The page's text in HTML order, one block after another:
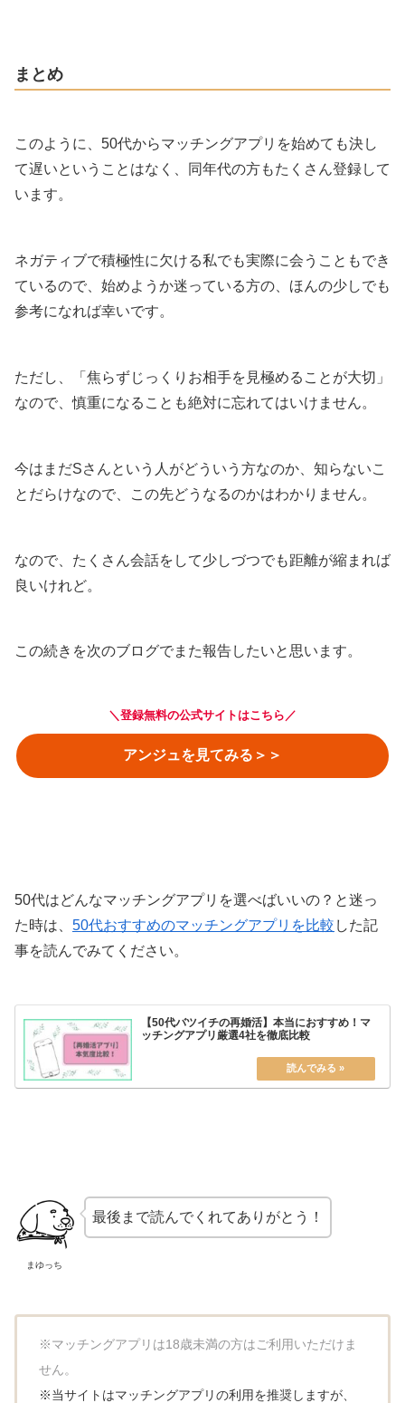
まとめ
このように、50代からマッチングアプリを始めても決し
て遅いということはなく、同年代の方もたくさん登録して
います。
ネガティブで積極性に欠ける私でも実際に会うこともでき
ているので、始めようか迷っている方の、ほんの少しでも
参考になれば幸いです。
ただし、「焦らずじっくりお相手を見極めることが大切」
なので、慎重になることも絶対に忘れてはいけません。
今はまだSさんという人がどういう方なのか、知らないこ
とだらけなので、この先どうなるのかはわかりません。
なので、たくさん会話をして少しづつでも距離が縮まれば
良いけれど。
この続きを次のブログでまた報告したいと思います。
＼登録無料の公式サイトはこちら／
アンジュを見てみる＞＞
50代はどんなマッチングアプリを選べばいいの？と迷っ
た時は、 50代おすすめのマッチングアプリを比較 した記
事を読んでみてください。
【50代バツイチの再婚活】本当におすすめ！マ
ッチングアプリ厳選4社を徹底比較
まゆっち
最後まで読んでくれてありがとう！
※マッチングアプリは18歳未満の方はご利用いただけま
せん。
※当サイトはマッチングアプリの利用を推奨しますが、